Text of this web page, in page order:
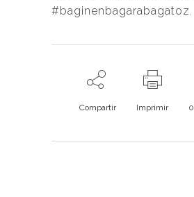
#baginenbagarabagatoz
Compartir Imprimir 0